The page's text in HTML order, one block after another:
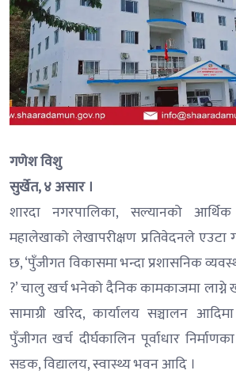
गणेश विशु
सुर्खेत, ४ असार ।
शारदा नगरपालिका, सल्यानको
महालेखाको लेखापरीक्षण प्रतिवेदनले एउटा
छ, ‘पुँजीगत विकासमा भन्दा प्रशासनिक
?’ चालु खर्च भनेको दैनिक कामकाजमा लाग्ने
सामाग्री खरिद, कार्यालय सञ्चालन
पुँजीगत खर्च दीर्घकालिन पूर्वाधार
सडक, विद्यालय, स्वास्थ्य भवन आदि ।